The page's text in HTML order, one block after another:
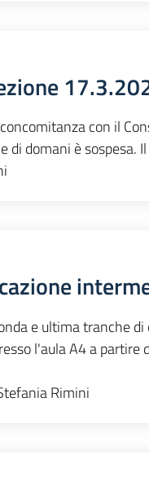
con il
di domani è
e ultima tranche
l'aula A4 a partire
Rimini